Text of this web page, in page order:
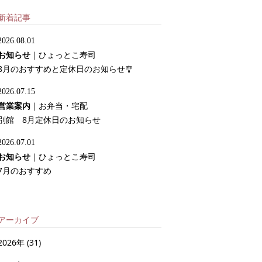
着記事
知らせ ｜ ひょっとこ寿司
月のおすすめと定休日のお知らせ🎐
業案内 ｜ お弁当・宅配
館 8月定休日のお知らせ
知らせ ｜ ひょっとこ寿司
月のおすすめ
ーカイブ
年 (31)